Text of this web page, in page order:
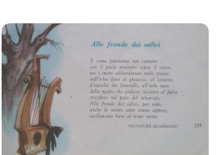
Ar Ghéaga na gCrann Sailí